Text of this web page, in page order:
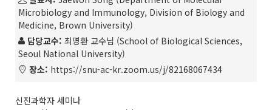
Microbiology and Immunology, Division of Biology and
Medicine, Brown University)
담당교수: 최명환 교수님 (School of Biological Sciences,
Seoul National University)
장소: https://snu-ac-kr.zoom.us/j/82168067434
신진과학자 세미나